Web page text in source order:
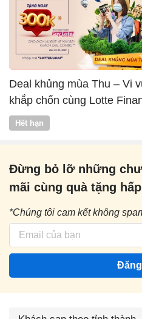
Deal khủng mùa Thu – Vi
khắp chốn cùng Lotte
Vntrip
Hết hạn
Đừng bỏ lỡ những
mãi cùng quà tặng
*Chúng tôi cam kết không